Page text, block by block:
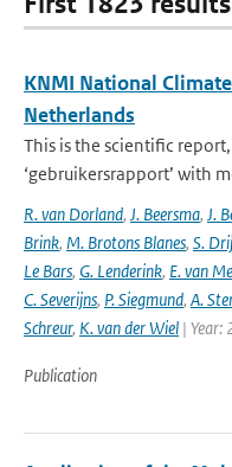
KNMI National
Netherlands
This is the scientific
‘gebruikersrapport’ with
R. van Dorland, J. Beersma, J.
Brink, M. Brotons Blanes, S.
Le Bars, G. Lenderink, E. van
C. Severijns, P. Siegmund, A.
Schreur, K. van der Wiel | Year:
Publication